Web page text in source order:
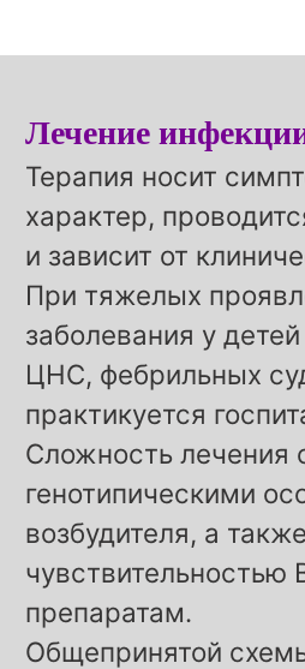
Лечение
Терапия носит
характер,
и зависит от
При тяжелых
заболевания у
ЦНС, фебрильных
практикуется
Сложность лечения
генотипическими
возбудителя, а
препаратам.
Общепринятой